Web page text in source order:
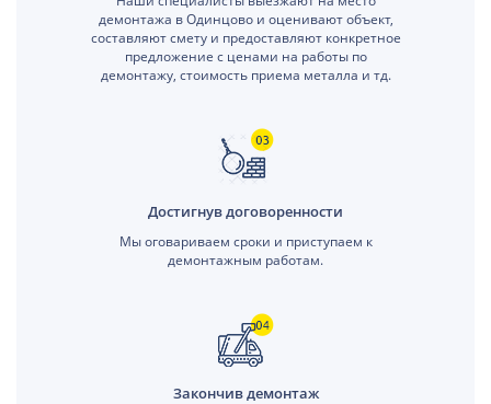
демонтажа в Одинцово и оценивают объект,
составляют смету и предоставляют конкретное
предложение с ценами на работы по
демонтажу, стоимость приема металла и тд.
Достигнув договоренности
Мы оговариваем сроки и приступаем к
демонтажным работам.
Закончив демонтаж